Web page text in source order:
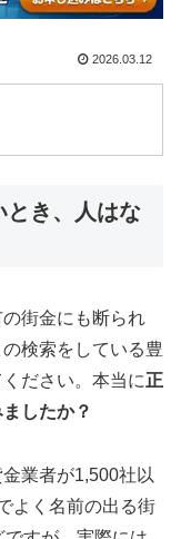
2026.03.12
とき、人はな
の街金にも断られ
検索をしている豊
ださい。本当に正
したか？
業者が1,500社以
よく名前の出る街